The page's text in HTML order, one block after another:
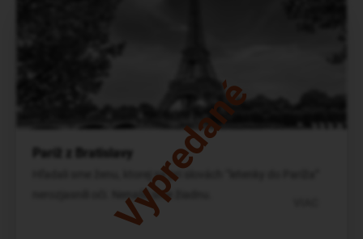
Vypredané
Paríž z Bratislavy
Hľadali sme ženu, ktorej sa pri slovách “letenky do Paríža”
nerozjasnili oči. Nenašli sme žiadnu.